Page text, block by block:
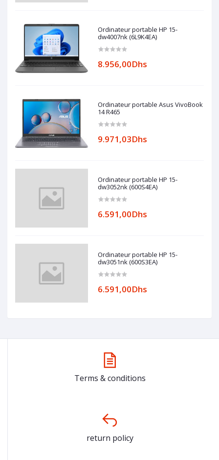
Ordinateur portable HP 15-
dw4007nk (6L9K4EA)
8.956,00Dhs
Ordinateur portable Asus VivoBook
14 R465
9.971,03Dhs
Ordinateur portable HP 15-
dw3052nk (600S4EA)
6.591,00Dhs
Ordinateur portable HP 15-
dw3051nk (600S3EA)
6.591,00Dhs
Terms & conditions
return policy